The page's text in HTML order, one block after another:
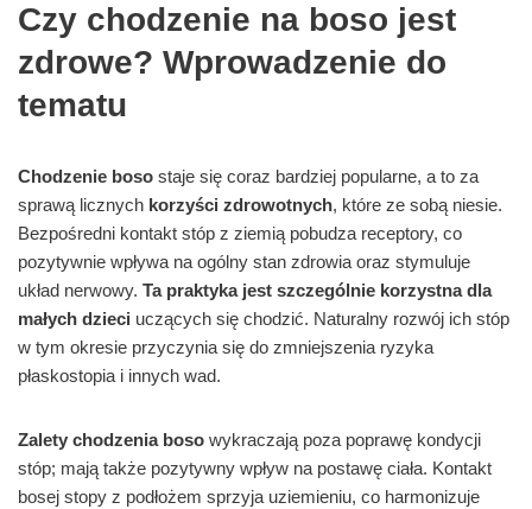
Czy chodzenie na boso jest
zdrowe? Wprowadzenie do
tematu
Chodzenie boso staje się coraz bardziej popularne, a to za
sprawą licznych korzyści zdrowotnych, które ze sobą niesie.
Bezpośredni kontakt stóp z ziemią pobudza receptory, co
pozytywnie wpływa na ogólny stan zdrowia oraz stymuluje
układ nerwowy. Ta praktyka jest szczególnie korzystna dla
małych dzieci uczących się chodzić. Naturalny rozwój ich stóp
w tym okresie przyczynia się do zmniejszenia ryzyka
płaskostopia i innych wad.
Zalety chodzenia boso wykraczają poza poprawę kondycji
stóp; mają także pozytywny wpływ na postawę ciała. Kontakt
bosej stopy z podłożem sprzyja uziemieniu, co harmonizuje